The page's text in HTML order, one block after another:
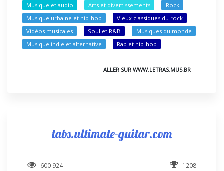
Musique et audio Arts et divertissements
Rock
Musique urbaine et hip-hop
Vieux classiques du rock
Vidéos musicales
Soul et R&B
Musiques du monde
Musique indie et alternative
Rap et hip-hop
ALLER SUR WWW.LETRAS.MUS.BR
tabs.ultimate-guitar.com
600 924 1208